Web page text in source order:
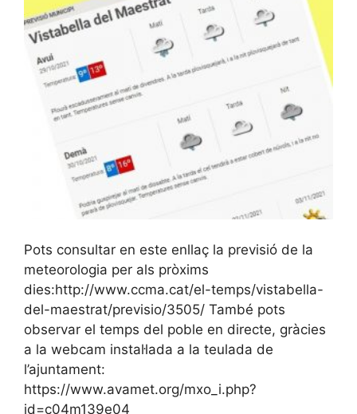
Pots consultar en este enllaç la previsió de la
meteorologia per als pròxims
dies:http://www.ccma.cat/el-temps/vistabella-
del-maestrat/previsio/3505/ També pots
observar el temps del poble en directe, gràcies
a la webcam instal·lada a la teulada de
l’ajuntament:
https://www.avamet.org/mxo_i.php?
id=c04m139e04